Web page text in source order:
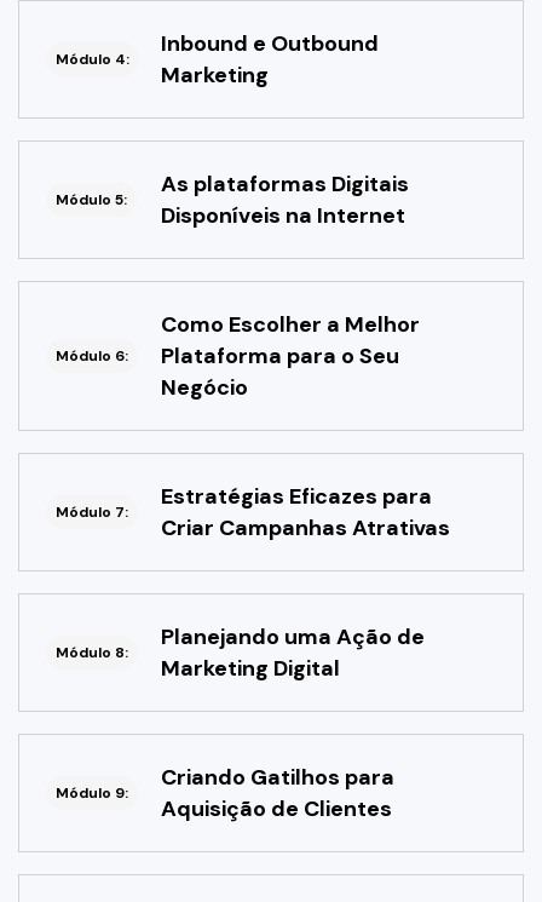
Módulo 4:
Inbound e Outbound
Marketing
Módulo 5:
As plataformas Digitais
Disponíveis na Internet
Módulo 6:
Como Escolher a Melhor
Plataforma para o Seu
Negócio
Módulo 7:
Estratégias Eficazes para
Criar Campanhas Atrativas
Módulo 8:
Planejando uma Ação de
Marketing Digital
Módulo 9:
Criando Gatilhos para
Aquisição de Clientes